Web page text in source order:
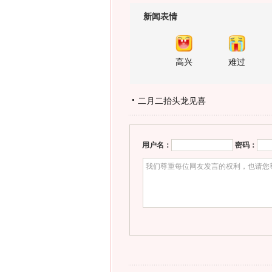
新闻表情
高兴 难过
二月二抬头龙见喜
用户名： 密码：